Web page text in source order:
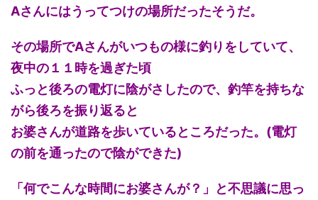
Aさんにはうってつけの場所だったそうだ。
その場所でAさんがいつもの様に釣りをしていて、
夜中の１１時を過ぎた頃
ふっと後ろの電灯に陰がさしたので、釣竿を持ちな
がら後ろを振り返ると
お婆さんが道路を歩いているところだった。(電灯
の前を通ったので陰ができた)
「何でこんな時間にお婆さんが？」と不思議に思っ